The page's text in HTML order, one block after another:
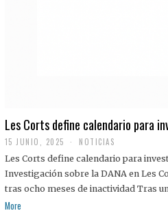
Les Corts define calendario para
15 JUNIO, 2025 NOTICIAS
Les Corts define calendario para
Investigación sobre la DANA en Les
tras ocho meses de inactividad Tras
More